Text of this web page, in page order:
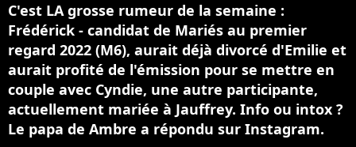
C'est LA grosse rumeur de la semaine :
Frédérick - candidat de Mariés au premier
regard 2022 (M6), aurait déjà divorcé d'Emilie et
aurait profité de l'émission pour se mettre en
couple avec Cyndie, une autre participante,
actuellement mariée à Jauffrey. Info ou intox ?
Le papa de Ambre a répondu sur Instagram.